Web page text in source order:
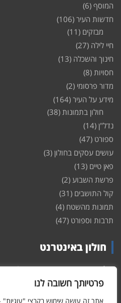
פרטיותך חשובה לנו
המוסף (6)
חדשות העיר (106)
מבזקים (11)
חיי לילה (27)
חינוך והשכלה (13)
חסויות (8)
מדור פרסומי (2)
מידע על העיר (164)
חולון בתמונות (38)
נדל"ן (14)
ספורט (47)
עושים עסקים בחולון (3)
פאן טיים (13)
פרשת השבוע (2)
קול התושבים (31)
תמונות מהשטח (4)
תרבות וספורט (47)
חולון באינטרנט
חולוןבאינטרנט – האתר שמביא לכם
חולון. במה פתוחה לקול תושבי חולון
ופרוייקטים חדשים בעיר, חיי לילה, וכן
הנעשה בעיר. אתם מוזמנים ומוזמנות